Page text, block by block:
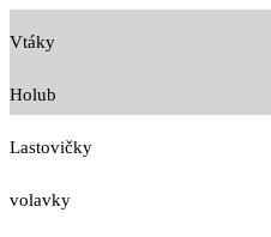
Vtáky
Holub
Lastovičky
volavky